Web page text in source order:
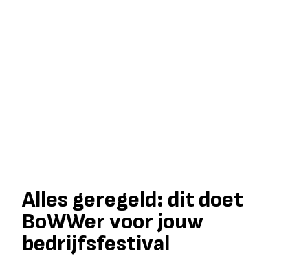
Alles geregeld: dit doet
BoWWer voor jouw
bedrijfsfestival